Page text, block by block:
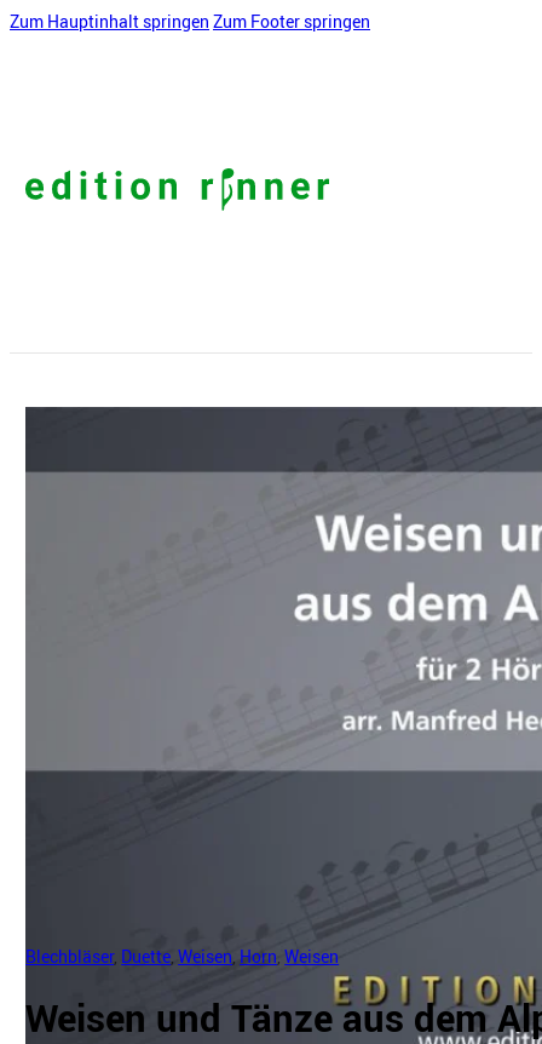
Zum Hauptinhalt springen Zum Footer springen
Blechbläser, Duette ,Weisen Horn ,Weisen
Weisen und Tänze aus dem